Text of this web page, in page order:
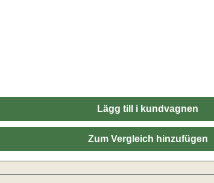
Lägg till i kundvagnen
Zum Vergleich hinzufügen